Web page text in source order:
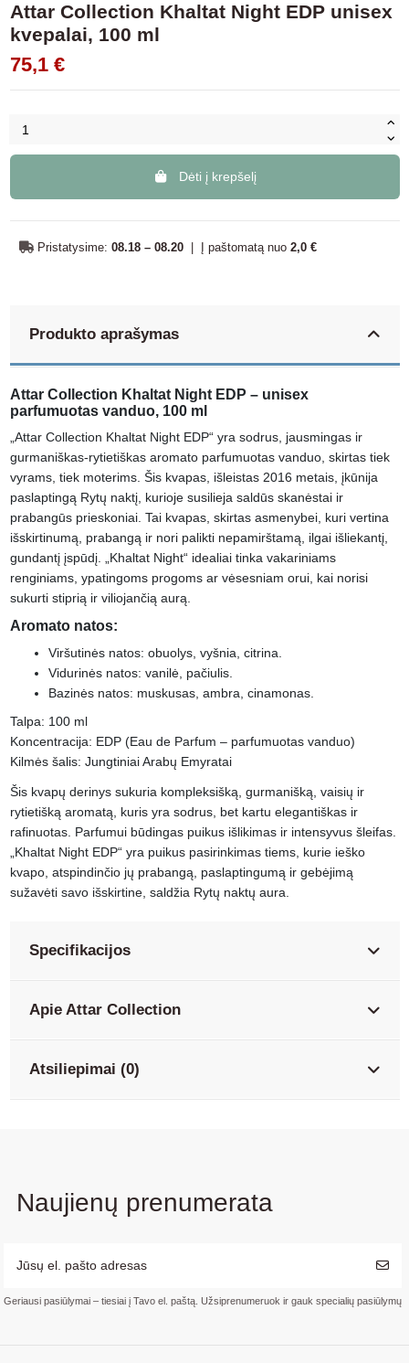
Attar Collection Khaltat Night EDP unisex
kvepalai, 100 ml
75,1 €
Dėti į krepšelį
Pristatysime: 08.18 – 08.20 | Į paštomatą nuo 2,0 €
Produkto aprašymas
Attar Collection Khaltat Night EDP – unisex
parfumuotas vanduo, 100 ml
„Attar Collection Khaltat Night EDP“ yra sodrus, jausmingas ir
gurmaniškas-rytietiškas aromato parfumuotas vanduo, skirtas tiek
vyrams, tiek moterims. Šis kvapas, išleistas 2016 metais, įkūnija
paslaptingą Rytų naktį, kurioje susilieja saldūs skanėstai ir
prabangūs prieskoniai. Tai kvapas, skirtas asmenybei, kuri vertina
išskirtinumą, prabangą ir nori palikti nepamirštamą, ilgai išliekantį,
gundantį įspūdį. „Khaltat Night“ idealiai tinka vakariniams
renginiams, ypatingoms progoms ar vėsesniam orui, kai norisi
sukurti stiprią ir viliojančią aurą.
Aromato natos:
Viršutinės natos: obuolys, vyšnia, citrina.
Vidurinės natos: vanilė, pačiulis.
Bazinės natos: muskusas, ambra, cinamonas.
Talpa: 100 ml
Koncentracija: EDP (Eau de Parfum – parfumuotas vanduo)
Kilmės šalis: Jungtiniai Arabų Emyratai
Šis kvapų derinys sukuria kompleksišką, gurmanišką, vaisių ir
rytietišką aromatą, kuris yra sodrus, bet kartu elegantiškas ir
rafinuotas. Parfumui būdingas puikus išlikimas ir intensyvus šleifas.
„Khaltat Night EDP“ yra puikus pasirinkimas tiems, kurie ieško
kvapo, atspindinčio jų prabangą, paslaptingumą ir gebėjimą
sužavėti savo išskirtine, saldžia Rytų naktų aura.
Specifikacijos
Apie Attar Collection
Atsiliepimai (0)
Naujienų prenumerata
Geriausi pasiūlymai – tiesiai į Tavo el. paštą. Užsiprenumeruok ir gauk specialių pasiūlymų